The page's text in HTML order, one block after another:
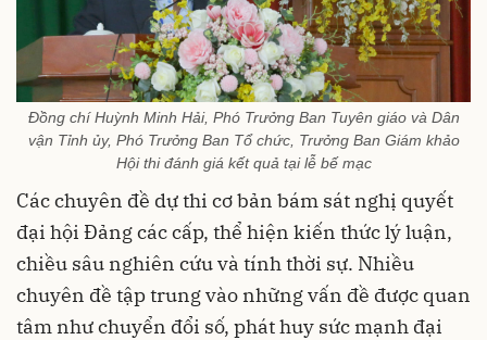
Đồng chí Huỳnh Minh Hải, Phó Trưởng Ban Tuyên giáo và Dân
vận Tỉnh ủy, Phó Trưởng Ban Tổ chức, Trưởng Ban Giám khảo
Hội thi đánh giá kết quả tại lễ bế mạc
Các chuyên đề dự thi cơ bản bám sát nghị quyết
đại hội Đảng các cấp, thể hiện kiến thức lý luận,
chiều sâu nghiên cứu và tính thời sự. Nhiều
chuyên đề tập trung vào những vấn đề được quan
tâm như chuyển đổi số, phát huy sức mạnh đại